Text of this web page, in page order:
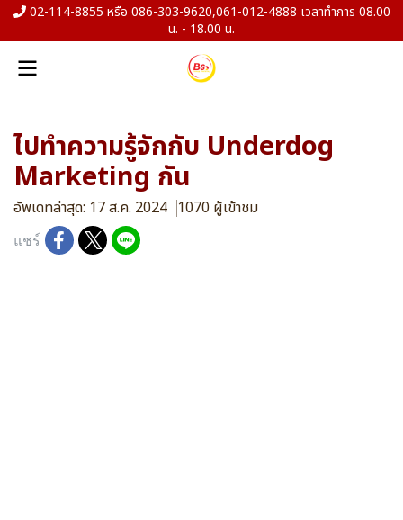
02-114-8855 หรือ 086-303-9620,061-012-4888 เวลาทำการ 08.00
น. - 18.00 น.
ไปทำความรู้จักกับ Underdog
Marketing กัน
อัพเดทล่าสุด: 17 ส.ค. 2024 1070 ผู้เข้าชม
แชร์